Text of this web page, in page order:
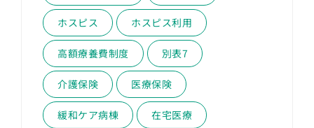
ホスピス ホスピス利用
高額療養費制度 別表7
介護保険 医療保険
緩和ケア病棟 在宅医療